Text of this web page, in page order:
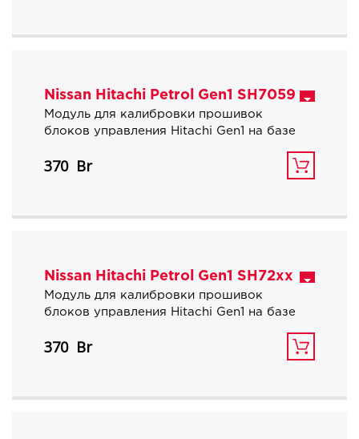
Nissan Hitachi Petrol Gen1 SH7059
Модуль для калибровки прошивок
блоков управления Hitachi Gen1 на базе
используемых для бензиновых
370
Nissan Hitachi Petrol Gen1 SH72xx
Модуль для калибровки прошивок
блоков управления Hitachi Gen1 на базе
используемых для бензиновых
атмосферных автомобилей Nissan/Infiniti.
370